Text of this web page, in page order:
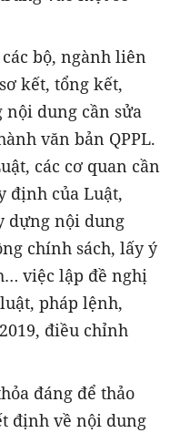
bộ, ngành liên
kết, tổng kết,
dung cần sửa
văn bản QPPL.
các cơ quan cần
định của Luật,
dựng nội dung
chính sách, lấy ý
việc lập đề nghị
pháp lệnh,
điều chỉnh
đáng để thảo
định về nội dung